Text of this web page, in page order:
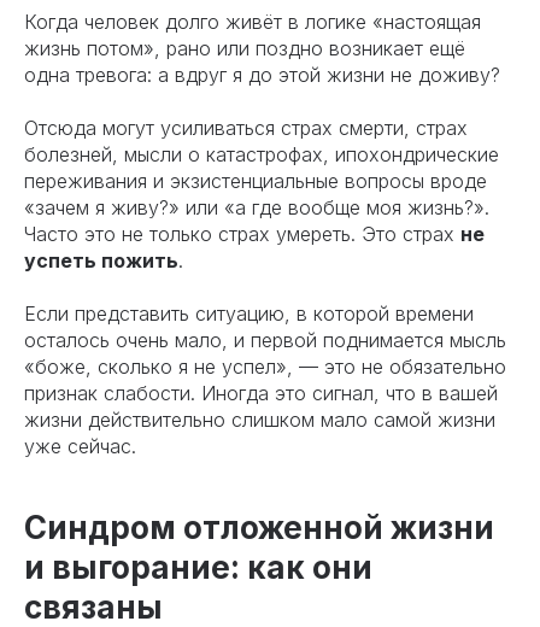
Когда человек долго живёт в логике «настоящая
жизнь потом», рано или поздно возникает ещё
одна тревога: а вдруг я до этой жизни не доживу?
Отсюда могут усиливаться страх смерти, страх
болезней, мысли о катастрофах, ипохондрические
переживания и экзистенциальные вопросы вроде
«зачем я живу?» или «а где вообще моя жизнь?».
Часто это не только страх умереть. Это страх не
успеть пожить.
Если представить ситуацию, в которой времени
осталось очень мало, и первой поднимается мысль
«боже, сколько я не успел», — это не обязательно
признак слабости. Иногда это сигнал, что в вашей
жизни действительно слишком мало самой жизни
уже сейчас.
Синдром отложенной жизни
и выгорание: как они
связаны